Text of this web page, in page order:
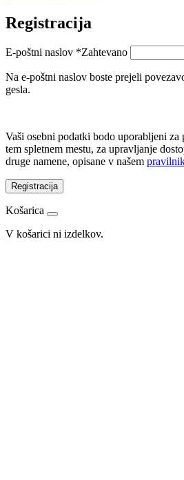
Registracija
E-poštni naslov *Zahtevano
Na e-poštni naslov boste prejeli
gesla.
Vaši osebni podatki bodo uporabljeni
tem spletnem mestu, za upravljanje
druge namene, opisane v našem
Registracija
Košarica
V košarici ni izdelkov.